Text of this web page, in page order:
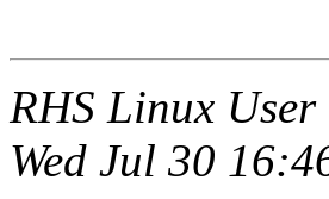
RHS Linux User
Wed Jul 30